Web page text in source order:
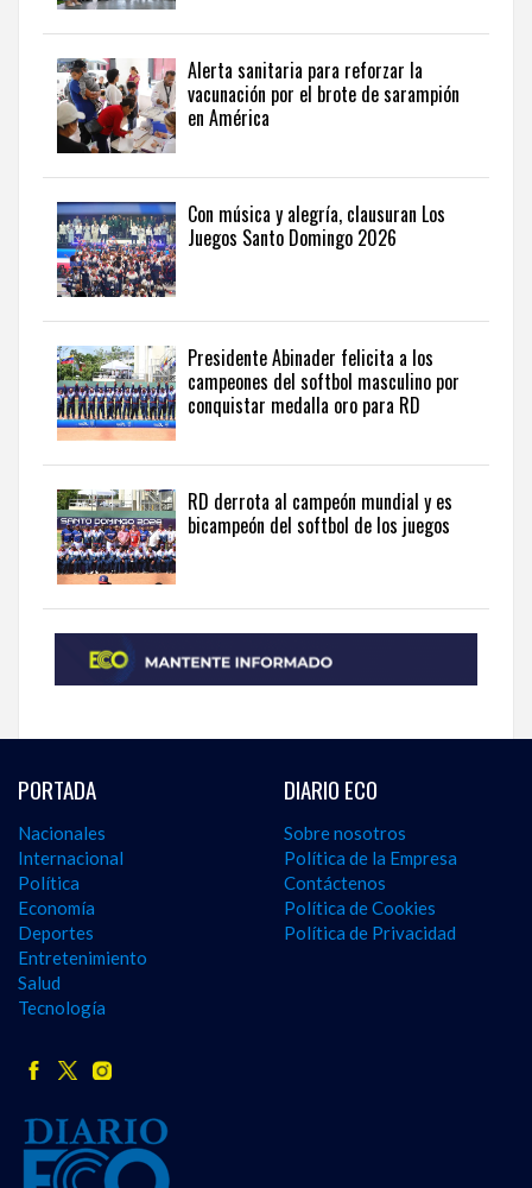
país
desde
una
perspectiva
internacional,
visite
the
latest
news
from
the
Dominican
English.
Alerta sanitaria para reforzar la
vacunación por el brote de sarampión
en América
Con música y alegría, clausuran Los
Juegos Santo Domingo 2026
Presidente Abinader felicita a los
campeones del softbol masculino por
conquistar medalla oro para RD
RD derrota al campeón mundial y es
bicampeón del softbol de los juegos
PORTADA
Nacionales
Internacional
Política
Economía
Deportes
Entretenimiento
Salud
Tecnología
DIARIO ECO
Sobre nosotros
Política de la Empresa
Contáctenos
Política de Cookies
Política de Privacidad